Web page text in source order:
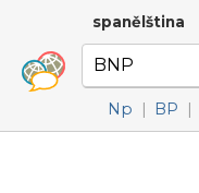
spanělština
Np | BP |